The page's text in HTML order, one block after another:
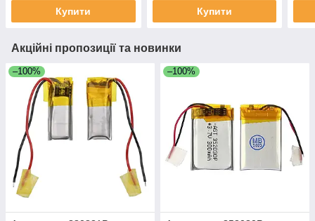
Купити Купити
Акційні пропозиції та новинки
–100% –100%